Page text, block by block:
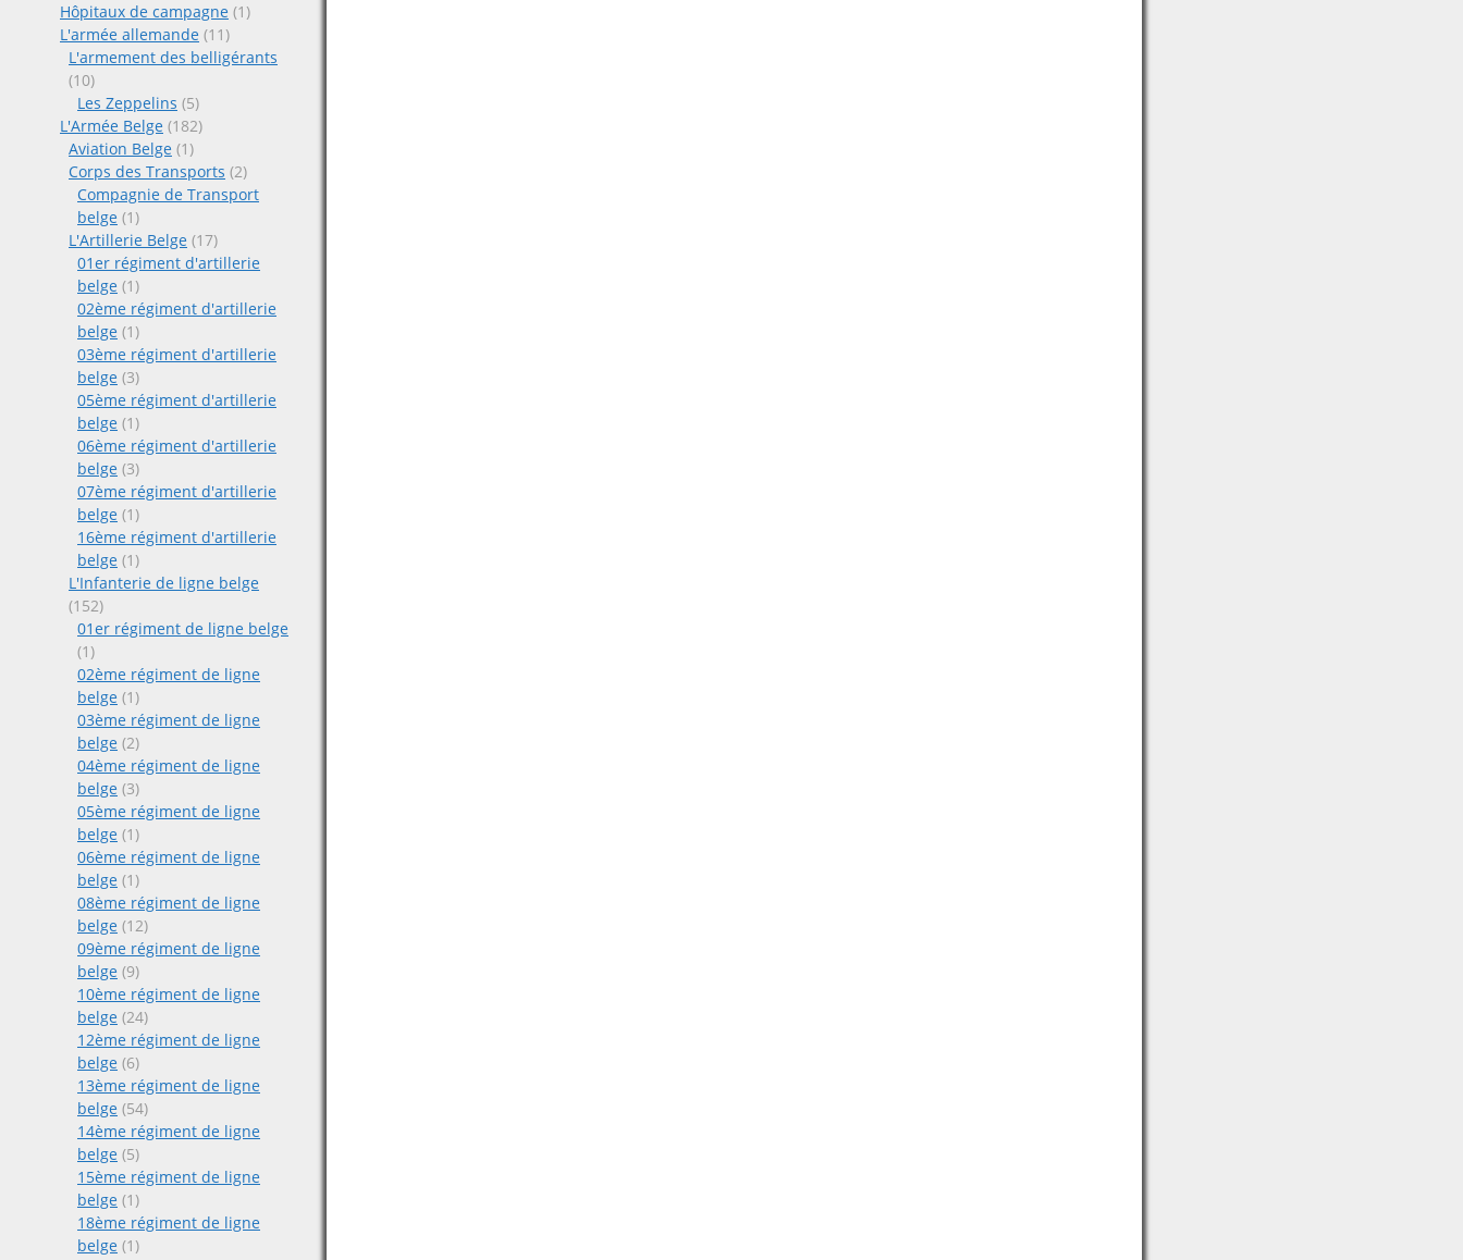
Hôpitaux de campagne (1)
L'armée allemande (11)
L'armement des belligérants
(10)
Les Zeppelins (5)
L'Armée Belge (182)
Aviation Belge (1)
Corps des Transports (2)
Compagnie de Transport
belge (1)
L'Artillerie Belge (17)
01er régiment d'artillerie
belge (1)
02ème régiment d'artillerie
belge (1)
03ème régiment d'artillerie
belge (3)
05ème régiment d'artillerie
belge (1)
06ème régiment d'artillerie
belge (3)
07ème régiment d'artillerie
belge (1)
16ème régiment d'artillerie
belge (1)
L'Infanterie de ligne belge
(152)
01er régiment de ligne belge
(1)
02ème régiment de ligne
belge (1)
03ème régiment de ligne
belge (2)
04ème régiment de ligne
belge (3)
05ème régiment de ligne
belge (1)
06ème régiment de ligne
belge (1)
08ème régiment de ligne
belge (12)
09ème régiment de ligne
belge (9)
10ème régiment de ligne
belge (24)
12ème régiment de ligne
belge (6)
13ème régiment de ligne
belge (54)
14ème régiment de ligne
belge (5)
15ème régiment de ligne
belge (1)
18ème régiment de ligne
belge (1)